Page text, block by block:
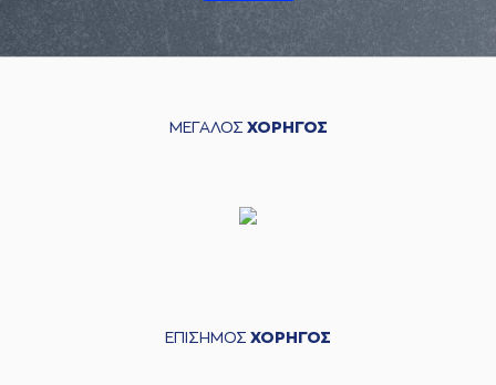
ΜΕΓΑΛΟΣ ΧΟΡΗΓΟΣ
ΕΠΙΣΗΜΟΣ ΧΟΡΗΓΟΣ